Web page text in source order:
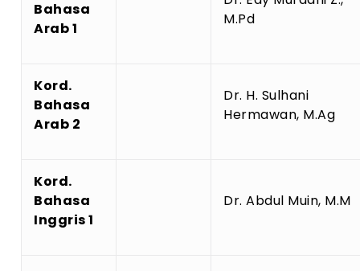
Bahasa
Arab 1
M.Pd
Kord.
Bahasa
Arab 2
Dr. H. Sulhani
Hermawan, M.Ag
Kord.
Bahasa
Inggris 1
Dr. Abdul Muin, M.M